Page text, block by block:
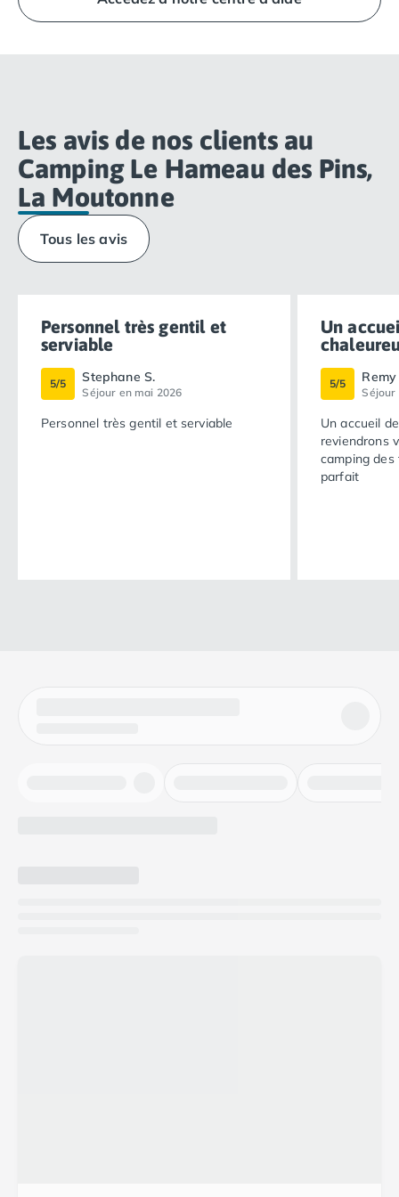
directement à la Réception Homair Vacances -
Eurocamp (marques de notre groupe).
Les avis de nos clients au
Camping Le Hameau des Pins,
La Moutonne
Tous les avis
Personnel très gentil et
serviable
5/5 Stephane S.
Séjour en mai 2026
Personnel très gentil et serviable
Un
5/5 Remy
Séjour
Un accueil
reviendrons
camping
parfait